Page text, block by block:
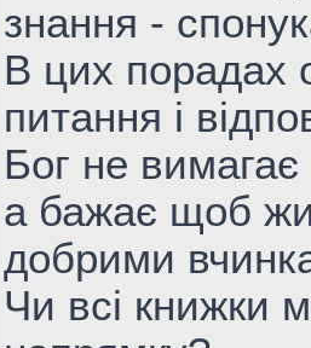
знання -
В цих порадах
питання і
Бог не вимагає
а бажає щоб
добрими
Чи всі книжки